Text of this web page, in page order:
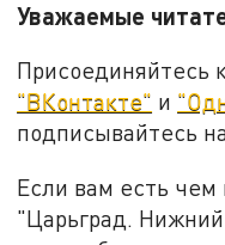
Уважаемые
Присоединяйтесь
"ВКонтакте" и
подписывайтесь
Если вам есть чем
"Царьград.